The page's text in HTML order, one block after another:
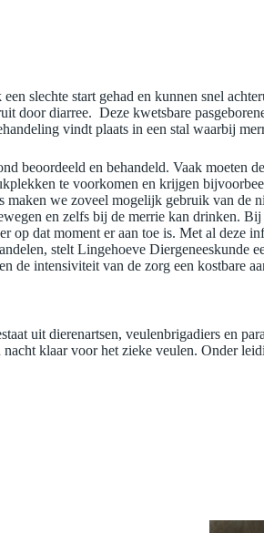
slechte start gehad en kunnen snel
door diarree. Deze kwetsbare
vindt plaats in een stal waarbij
beoordeeld en behandeld. Vaak moeten
te voorkomen en krijgen
maken we zoveel mogelijk gebruik van de
en zelfs bij de merrie kan drinken.
op dat moment er aan toe is. Met al deze
stelt Lingehoeve Diergeneeskunde
de intensiviteit van de zorg een kostbare
uit dierenartsen, veulenbrigadiers en
nacht klaar voor het zieke veulen. Onder